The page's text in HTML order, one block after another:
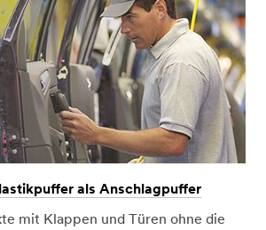
als Anschlagpuffer
mit Klappen und Türen ohne die